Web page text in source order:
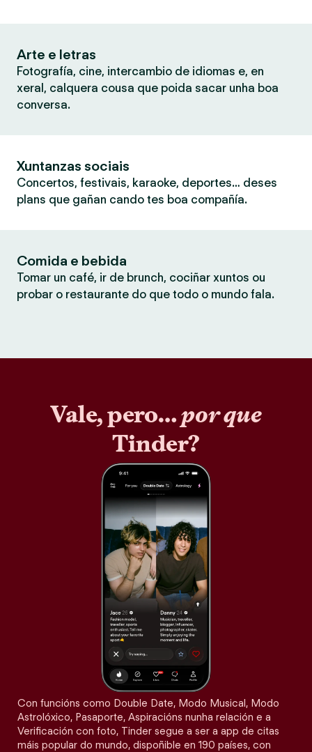
Arte e letras
Fotografía, cine, intercambio de idiomas e, en
xeral, calquera cousa que poida sacar unha boa
conversa.
Xuntanzas sociais
Concertos, festivais, karaoke, deportes… deses
plans que gañan cando tes boa compañía.
Comida e bebida
Tomar un café, ir de brunch, cociñar xuntos ou
probar o restaurante do que todo o mundo fala.
Vale, pero…por que
Tinder?
Con funcións como Double Date, Modo Musical, Modo
Astrolóxico, Pasaporte, Aspiracións nunha relación e a
Verificación con foto, Tinder segue a ser a app de citas
máis popular do mundo, dispoñible en 190 países, con